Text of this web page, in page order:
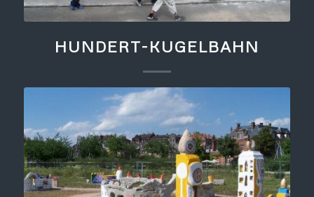
HUNDERT-KUGELBAHN